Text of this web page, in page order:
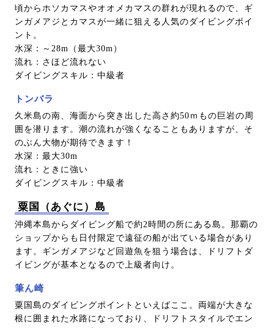
頃からホソカマスやオオメカマスの群れが現れるので、ギ
ンガメアジとカマスが一緒に狙える人気のダイビングポイ
ント。
水深：～28m（最大30m）
流れ：さほど流れない
ダイビングスキル：中級者
トンバラ
久米島の南、海面から突き出した高さ約50ｍもの巨岩の周
囲を潜ります。潮の流れが強くなることもありますが、そ
のぶん大物が期待できます！
水深：最大30m
流れ：ときに強い
ダイビングスキル：中級者
粟国（あぐに）島
沖縄本島からダイビング船で約2時間の所にある島。那覇の
ショップからも日付限定で遠征の船が出ている場合があり
ます。ギンガメアジなど回遊魚を狙う場合は、ドリフトダ
イビングが基本となるので上級者向け。
筆ん崎
粟国島のダイビングポイントといえばここ。両端が大きな
根に囲まれた水路になっており、ドリフトスタイルでエン